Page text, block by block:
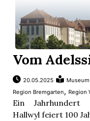
Vom
20.05.2025 Museum
Region Bremgarten, Region
Ein Jahrhundert
Hallwyl feiert 100